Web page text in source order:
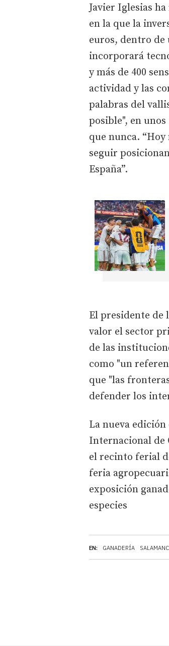
EN: GANADERÍA
Javier Iglesias
en la que la
euros, dentro de
incorporará
y más de 400
actividad y las
palabras del
posible", en
que nunca.
seguir
España”.
El presidente de
valor el sector
de las
como "un
que "las
defender los
La nueva
Internacional de
el recinto ferial
feria
exposición
especies